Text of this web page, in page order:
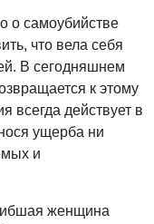
о самоубийстве
что вела себя
В сегодняшнем
к этому
всегда действует в
ущерба ни
и
женщина